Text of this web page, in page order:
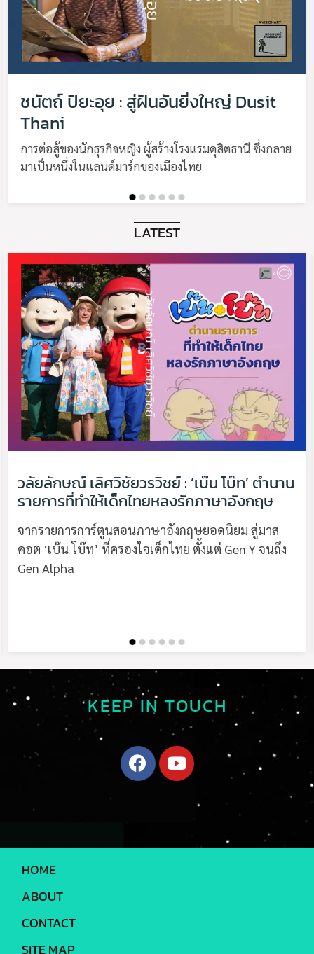
ชนัตถ์ ปิยะอุย : สู่ฝันอันยิ่งใหญ่ Dusit
Thani
การต่อสู้ของนักธุรกิจหญิง ผู้สร้างโรงแรมดุสิตธานี ซึ่งกลาย
มาเป็นหนึ่งในแลนด์มาร์กของเมืองไทย
LATEST
วลัยลักษณ์ เลิศวิชัยวรวิชย์ : ‘เบ๊น โบ๊ท’ ตำนาน
รายการที่ทำให้เด็กไทยหลงรักภาษาอังกฤษ
จากรายการการ์ตูนสอนภาษาอังกฤษยอดนิยม สู่มาส
คอต ‘เบ๊น โบ๊ท’ ที่ครองใจเด็กไทย ตั้งแต่ Gen Y จนถึง
Gen Alpha
KEEP IN TOUCH
HOME
ABOUT
CONTACT
SITE MAP